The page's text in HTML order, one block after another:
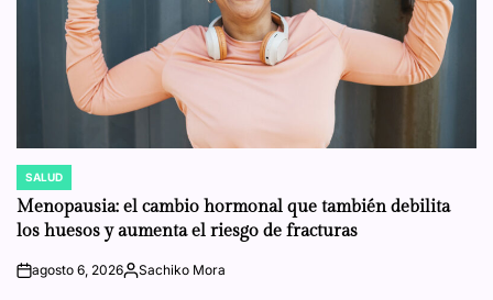
POSTED
IN
SALUD
Menopausia: el cambio hormonal que también debilita
los huesos y aumenta el riesgo de fracturas
onagosto 6, 2026Posted
Sachiko Mora